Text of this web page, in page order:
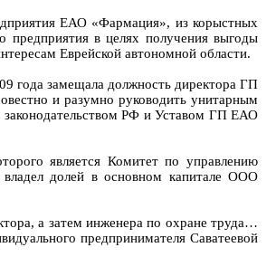
ЕАО «Фармация», из корыстных
предприятия в целях получения выгоды
Еврейской автономной области.
года замещала должность директора ГП
и разумно руководить унитарным
законодательством РФ и Уставом ГП ЕАО
является Комитет по управлению
долей в основном капитале ООО
а затем инженера по охране труда…
предпринимателя Саватеевой